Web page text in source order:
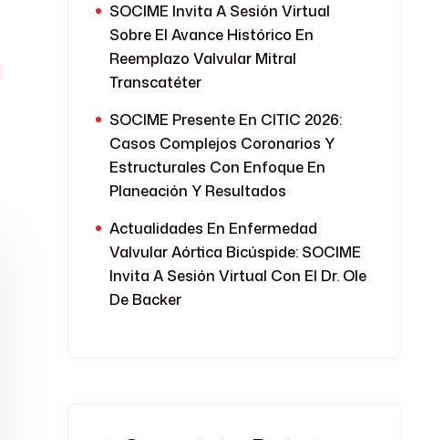
SOCIME Invita A Sesión Virtual
Sobre El Avance Histórico En
Reemplazo Valvular Mitral
Transcatéter
SOCIME Presente En CITIC 2026:
Casos Complejos Coronarios Y
Estructurales Con Enfoque En
Planeación Y Resultados
Actualidades En Enfermedad
Valvular Aórtica Bicúspide: SOCIME
Invita A Sesión Virtual Con El Dr. Ole
De Backer